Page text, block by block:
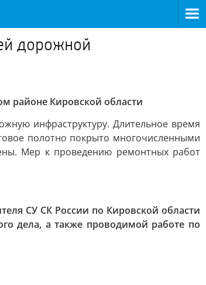
дорожной
районе Кировской области
инфраструктуру. Длительное время
полотно покрыто многочисленными
Мер к проведению ремонтных работ
СУ СК России по Кировской области
дела, а также проводимой работе по